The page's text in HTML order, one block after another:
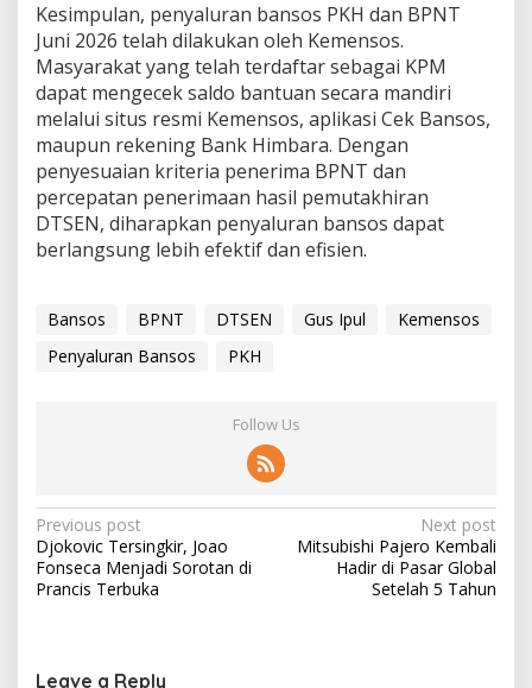
Kesimpulan, penyaluran bansos PKH dan BPNT
Juni 2026 telah dilakukan oleh Kemensos.
Masyarakat yang telah terdaftar sebagai KPM
dapat mengecek saldo bantuan secara mandiri
melalui situs resmi Kemensos, aplikasi Cek Bansos,
maupun rekening Bank Himbara. Dengan
penyesuaian kriteria penerima BPNT dan
percepatan penerimaan hasil pemutakhiran
DTSEN, diharapkan penyaluran bansos dapat
berlangsung lebih efektif dan efisien.
Bansos BPNT DTSEN Gus Ipul
Kemensos
Penyaluran Bansos
PKH
Follow Us
P
o
s
n
Previous post
Djokovic Tersingkir, Joao
Fonseca Menjadi Sorotan di
Prancis Terbuka
Next post
Mitsubishi Pajero Kembali
Hadir di Pasar Global
Setelah 5 Tahun
Leave a Reply